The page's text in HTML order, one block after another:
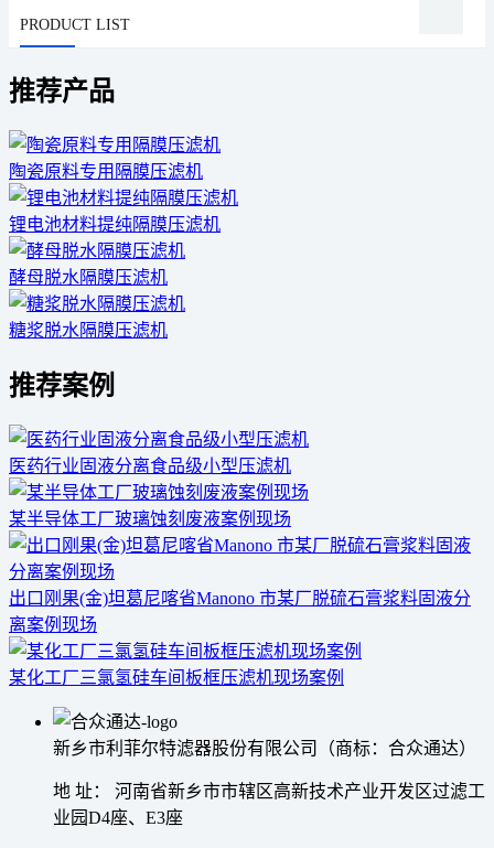
PRODUCT LIST
推荐产品
陶瓷原料专用隔膜压滤机
锂电池材料提纯隔膜压滤机
酵母脱水隔膜压滤机
糖浆脱水隔膜压滤机
推荐案例
医药行业固液分离食品级小型压滤机
某半导体工厂玻璃蚀刻废液案例现场
出口刚果(金)坦葛尼喀省Manono 市某厂脱硫石膏浆料固液分
离案例现场
某化工厂三氯氢硅车间板框压滤机现场案例
新乡市利菲尔特滤器股份有限公司（商标：合众通达）
地 址： 河南省新乡市市辖区高新技术产业开发区过滤工
业园D4座、E3座